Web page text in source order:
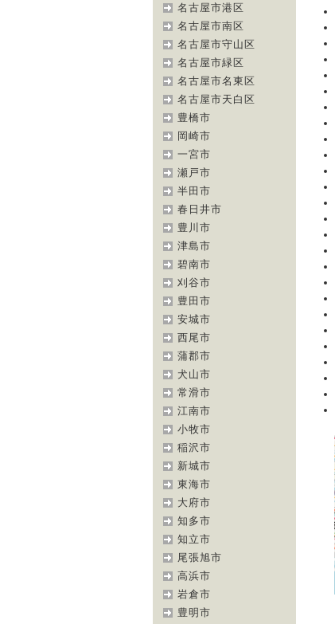
名古屋市港区
名古屋市南区
名古屋市守山区
名古屋市緑区
名古屋市名東区
名古屋市天白区
豊橋市
岡崎市
一宮市
瀬戸市
半田市
春日井市
豊川市
津島市
碧南市
刈谷市
豊田市
安城市
西尾市
蒲郡市
犬山市
常滑市
江南市
小牧市
稲沢市
新城市
東海市
大府市
知多市
知立市
尾張旭市
高浜市
岩倉市
豊明市